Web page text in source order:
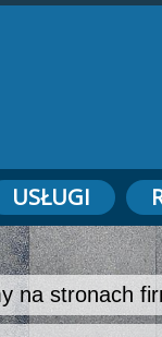
USŁUGI
na stronach